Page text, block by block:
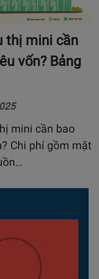
thị mini cần
vốn? Bảng
mini cần bao
Chi phí gồm mặt